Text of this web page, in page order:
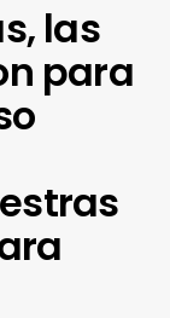
las
para